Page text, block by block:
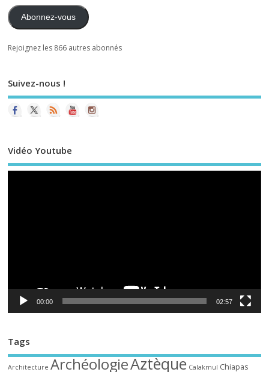
Abonnez-vous
Rejoignez les 866 autres abonnés
Suivez-nous !
Vidéo Youtube
00:00 02:57
Tags
Architecture ArchéologieAztèque Calakmul Chiapas